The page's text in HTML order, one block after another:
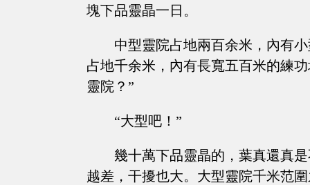
塊下品靈晶一日。
中型靈院占地兩百余米，內有
占地千余米，內有長寬五百米的練
靈院？”
“大型吧！”
幾十萬下品靈晶的，葉真還真
越差，干擾也大。大型靈院千米范